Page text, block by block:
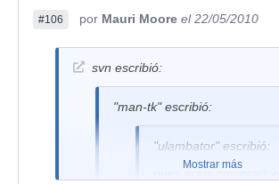
#106 por Mauri Moore el 22/05/2010
svn escribió:
"man-tk" escribió:
"ulambator" escribió:
Mostrar más